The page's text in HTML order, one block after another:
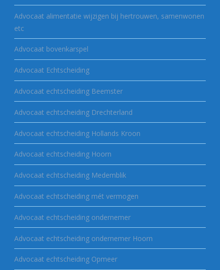
Advocaat alimentatie wijzigen bij hertrouwen, samenwonen
etc
Advocaat bovenkarspel
Advocaat Echtscheiding
Advocaat echtscheiding Beemster
Advocaat echtscheiding Drechterland
Advocaat echtscheiding Hollands Kroon
Advocaat echtscheiding Hoorn
Advocaat echtscheiding Medemblik
Advocaat echtscheiding mét vermogen
Advocaat echtscheiding ondernemer
Advocaat echtscheiding ondernemer Hoorn
Advocaat echtscheiding Opmeer